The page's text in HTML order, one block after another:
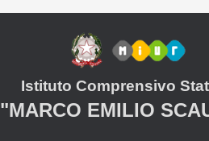
Istituto Comprensivo
"MARCO EMILIO